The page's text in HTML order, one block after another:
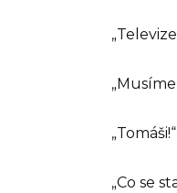
„Co se